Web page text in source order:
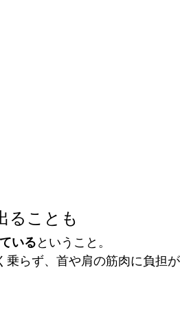
ることも
いるということ。
らず、首や肩の筋肉に負担